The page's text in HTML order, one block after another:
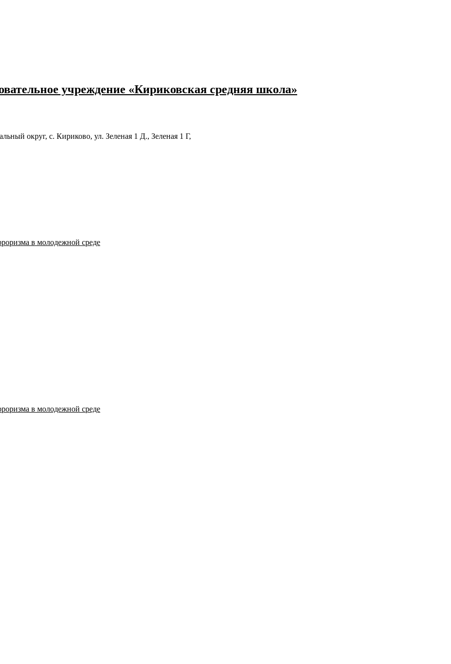
учреждение «Кириковская средняя школа»
округ, с. Кириково, ул. Зеленая 1 Д., Зеленая 1 Г,
в молодежной среде
в молодежной среде